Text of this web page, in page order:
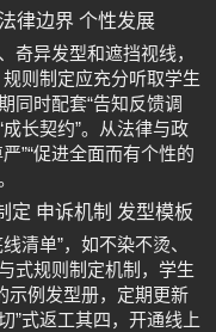
律边界 个性发展
奇异发型和遮挡视线，
规则制定应充分听取学生
同时配套“告知反馈调
长契约”。从法律与政
”“促进全面而有个性的
定 申诉机制 发型模板
清单”，如不染不烫、
式规则制定机制，学生
示例发型册，定期更新
”式返工其四，开通线上